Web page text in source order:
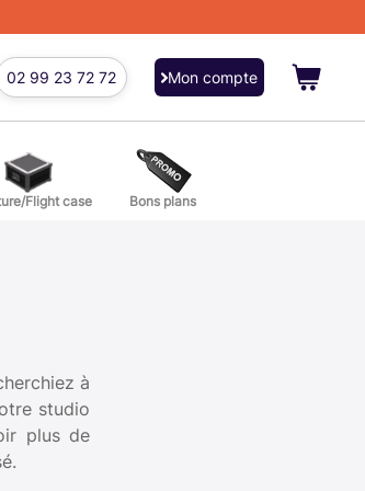
02 99 23 72 72 Mon compte
Flight case Bons plans
à
studio
plus de